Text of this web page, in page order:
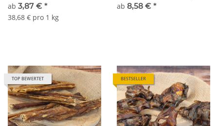
ab 3,87 € *
38,68 € pro 1 kg
getrocknet
ab 8,58 € *
TOP BEWERTET BESTSELLER